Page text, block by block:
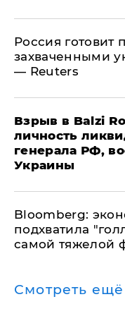
​Россия готовит
захваченными
— Reuters
​Взрыв в Balzi
личность
генерала РФ,
Украины
Bloomberg:
подхватила
самой тяжелой
Смотреть ещё